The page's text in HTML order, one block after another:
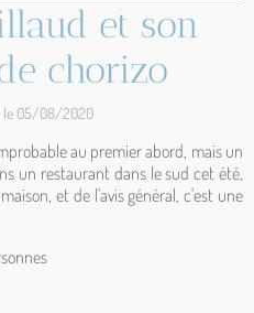
et son
chorizo
le 05/08/2020
au premier abord, mais un
un restaurant dans le sud cet été,
et de l'avis général, c'est une